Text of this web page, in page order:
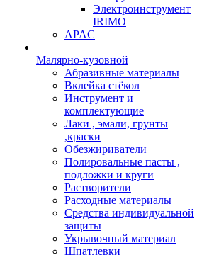
Электроинструмент
IRIMO
APAC
Малярно-кузовной
Абразивные материалы
Вклейка стёкол
Инструмент и
комплектующие
Лаки , эмали, грунты
,краски
Обезжириватели
Полировальные пасты ,
подложки и круги
Растворители
Расходные материалы
Средства индивидуальной
защиты
Укрывочный материал
Шпатлевки